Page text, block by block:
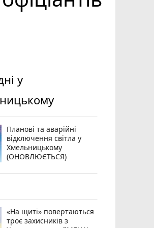
у
Планові та аварійні
відключення світла у
Хмельницькому
(ОНОВЛЮЄТЬСЯ)
«На щиті» повертаються
троє захисників з